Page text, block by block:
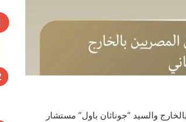
والسيد “جوناثان باول” مستشار